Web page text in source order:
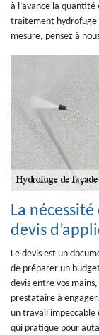
à l’avance la
traitement hydrofuge
mesure, pensez à
La
devis
Le devis est un
de préparer un
devis entre vos
prestataire à
un travail impeccable
qui pratique pour